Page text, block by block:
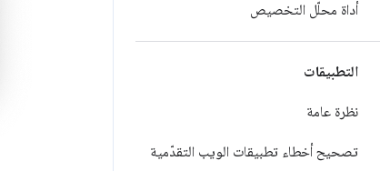
أداة محلّل التخصيص
التطبيقات
نظرة عامة
تصحيح أخطاء تطبيقات الويب التقدّمية